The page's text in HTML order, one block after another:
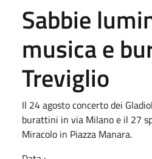
Sabbie
musica e
Treviglio
Il 24 agosto concerto dei
burattini in via Milano e il 27
Miracolo in Piazza Manara.